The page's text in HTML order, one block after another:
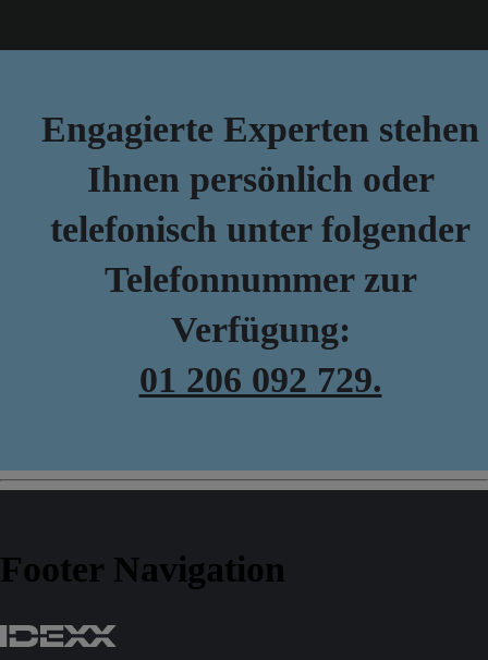
Engagierte Experten stehen
Ihnen persönlich oder
telefonisch unter folgender
Telefonnummer zur
Verfügung:
01 206 092 729.
Footer Navigation